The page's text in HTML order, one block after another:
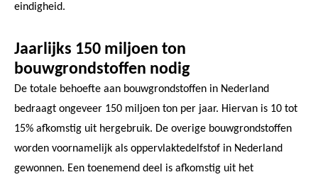
eindigheid.
Jaarlijks 150 miljoen ton
bouwgrondstoffen nodig
De totale behoefte aan bouwgrondstoffen in Nederland
bedraagt ongeveer 150 miljoen ton per jaar. Hiervan is 10 tot
15% afkomstig uit hergebruik. De overige bouwgrondstoffen
worden voornamelijk als oppervlaktedelfstof in Nederland
gewonnen. Een toenemend deel is afkomstig uit het